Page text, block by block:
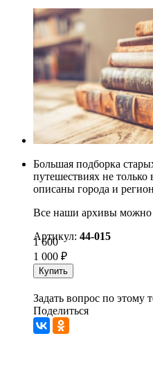
Большая подборка
путешествиях не
описаны города и
Все наши архивы можно
Артикул: 44-015
1 600
1 000 ₽
Купить
Задать вопрос по этому
Поделиться